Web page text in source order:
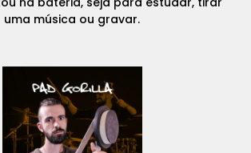
uma música ou gravar.